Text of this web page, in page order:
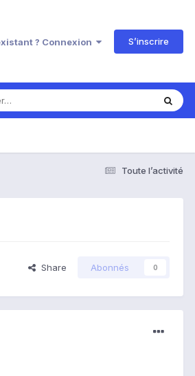
? Connexion S’inscrire
Toute l’activité
Share Abonnés 0